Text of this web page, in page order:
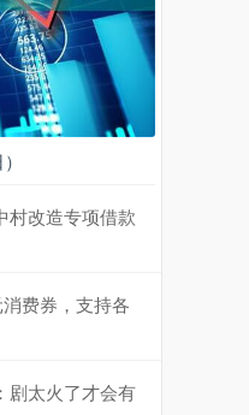
村改造专项借款
费券，支持各
剧太火了才会有